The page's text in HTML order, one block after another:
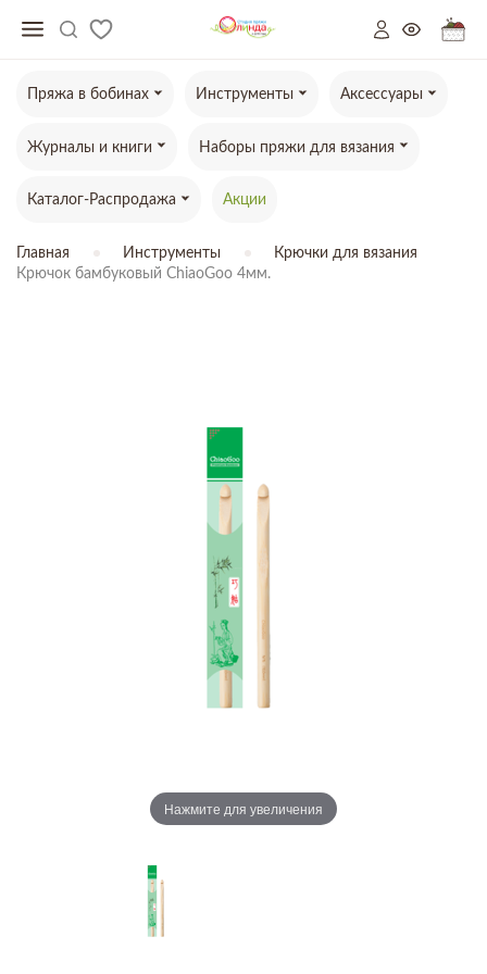
Пряжа в бобинах Инструменты Аксессуары
Журналы и книги Наборы пряжи для вязания
Каталог-Распродажа Акции
Главная Инструменты
Крючки для вязания
Крючок бамбуковый ChiaoGoo 4мм.
Нажмите для увеличения